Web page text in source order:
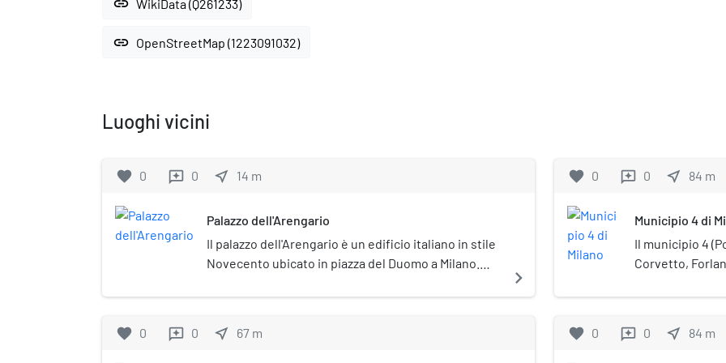
link WikiData (Q261233)
link OpenStreetMap (1223091032)
Luoghi vicini
favorite 0 reviews 0 near_me 14 m
Palazzo dell'Arengario
Il palazzo dell'Arengario è un edificio italiano in stile
Novecento ubicato in piazza del Duomo a Milano.
museo del Novecento.
navigate_next
favorite 0 reviews 0 near_me 67 m
favorite 0 reviews 0 near_me 84 m
Municipio 4 di
Il municipio 4
Corvetto,
Consiglio si
favorite 0 reviews 0 near_me 84 m